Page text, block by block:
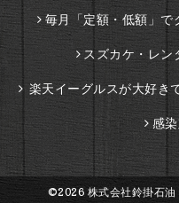
毎月「定額・低額」で
スズカケ・レン
楽天イーグルスが大好き
感
©2026 株式会社鈴掛石